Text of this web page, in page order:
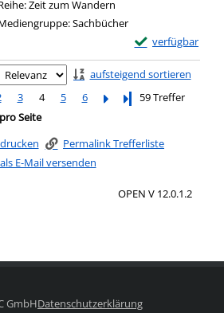
Zeit zum Wandern
Sachbücher
verfügbar
Exemplar-
Zum Download
springen
aufsteigend sortieren
3 4 5 6 Letzte Seite
59 Treffer
Seite
Permalink Trefferliste
E-Mail versenden
OPEN V 12.0.1.2
GmbHDatenschutzerklärung